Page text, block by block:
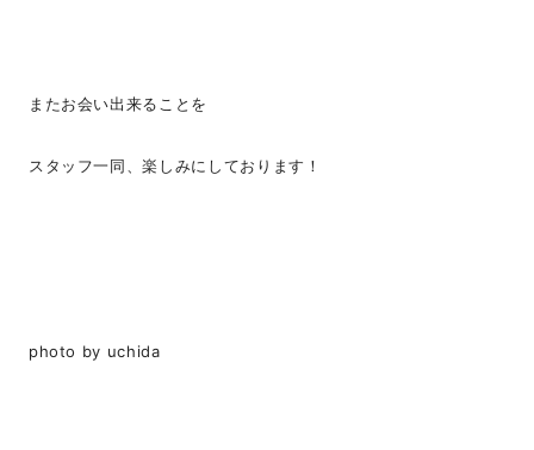
またお会い出来ることを
スタッフ一同、楽しみにしております！
photo by uchida